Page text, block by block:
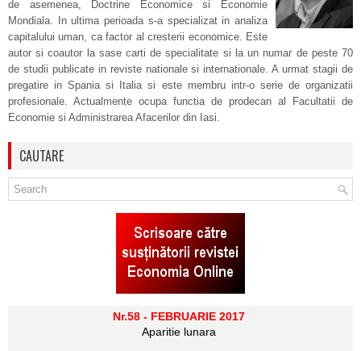
de asemenea, Doctrine Economice si Economie
Mondiala. In ultima perioada s-a specializat in analiza
capitalului uman, ca factor al cresterii economice. Este
autor si coautor la sase carti de specialitate si la un numar de peste 70
de studii publicate in reviste nationale si internationale. A urmat stagii de
pregatire in Spania si Italia si este membru intr-o serie de organizatii
profesionale. Actualmente ocupa functia de prodecan al Facultatii de
Economie si Administrarea Afacerilor din Iasi.
CAUTARE
Nr.58 - FEBRUARIE 2017
Aparitie lunara